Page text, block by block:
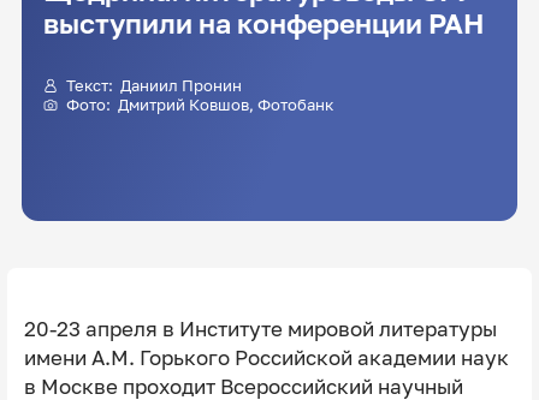
выступили на конференции РАН
Текст: Даниил Пронин
Фото: Дмитрий Ковшов, Фотобанк
20-23 апреля в Институте мировой литературы
имени А.М. Горького Российской академии наук
в Москве проходит Всероссийский научный